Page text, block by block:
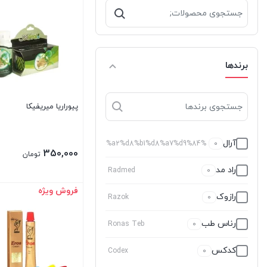
برای:
برندها
آرال 0
%d8%a2%d8%b1%d8%a7%d9%84
راد مد 0
Radmed
رازوک 0
Razok
رناس طب 0
Ronas Teb
کدکس 0
Codex
پیوراریا میریفیکا
350,000 تومان
بستن
فروش ویژه